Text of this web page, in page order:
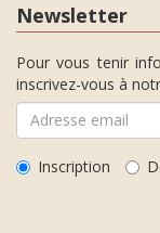
Newsletter
Pour vous tenir
inscrivez-vous à
Inscription